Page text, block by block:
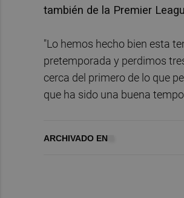
también de la Premier
"Lo hemos hecho bien esta
pretemporada y perdimos
cerca del primero de lo que
que ha sido una buena
ARCHIVADO EN